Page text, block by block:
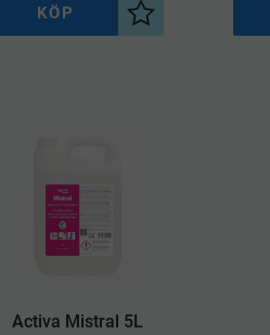
Lägg till i
KÖP
Activa Mistral 5L